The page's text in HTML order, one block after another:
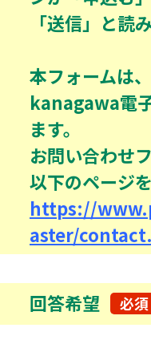
「送信」と読
本フォームは
kanagawa電
ます。
お問い合わせ
以下のページ
https://
aster/
回答希望 必須